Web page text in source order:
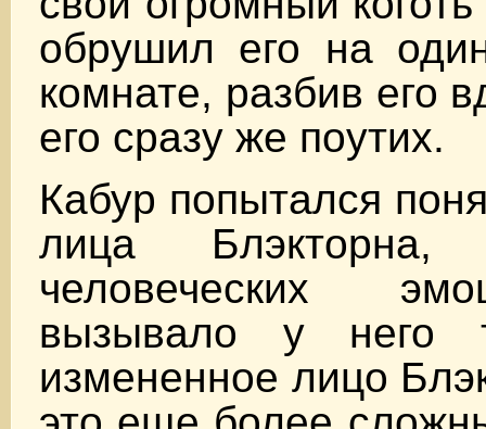
обрушил его на
комнате, разбив его
его сразу же поутих.
Кабур попытался
лица
человеческих
вызывало у него
измененное лицо